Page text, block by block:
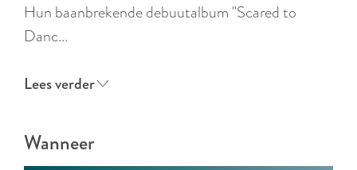
n
Hun baanbrekende debuutalbum "Scared to
Danc…
Lees verder
Wanneer